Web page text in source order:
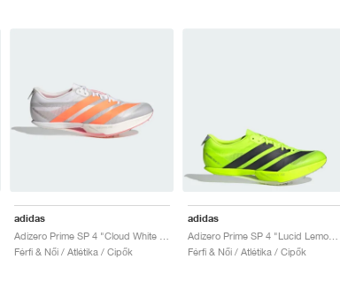
adidas
Férfi & Női / Atlétika / Cipők
adidas
Adizero Prime SP 4 "Lucid Lemon & Core Black"
Férfi & Női / Atlétika / Cipők